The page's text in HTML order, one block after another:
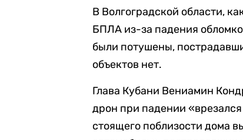
В Волгоградской области,
БПЛА из-за падения
были потушены,
объектов нет.
Глава Кубани Вениамин
дрон при падении
стоящего поблизости дома